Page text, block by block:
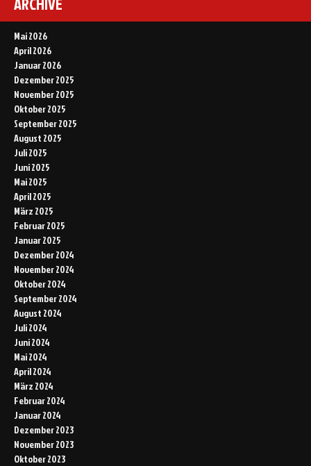
Mai 2026
April 2026
Januar 2026
Dezember 2025
November 2025
Oktober 2025
September 2025
August 2025
Juli 2025
Juni 2025
Mai 2025
April 2025
März 2025
Februar 2025
Januar 2025
Dezember 2024
November 2024
Oktober 2024
September 2024
August 2024
Juli 2024
Juni 2024
Mai 2024
April 2024
März 2024
Februar 2024
Januar 2024
Dezember 2023
November 2023
Oktober 2023